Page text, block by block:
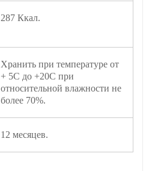
287 Ккал.
Хранить при температуре от
+ 5С до +20С при
относительной влажности не
более 70%.
12 месяцев.